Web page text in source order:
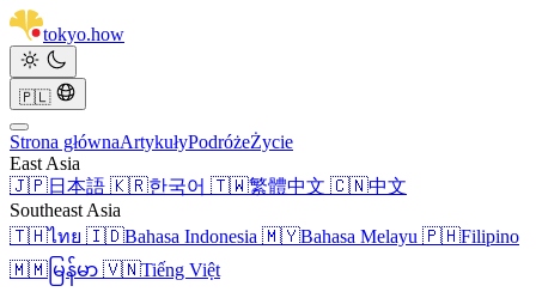
tokyo.how
🇵🇱
Strona głównaArtykułyPodróżeŻycie
East Asia
🇯🇵日本語 🇰🇷한국어 🇹🇼繁體中文 🇨🇳中文
Southeast Asia
🇹🇭ไทย 🇮🇩Bahasa Indonesia 🇲🇾Bahasa Melayu 🇵🇭Filipino
🇲🇲 မြန်မာ 🇻🇳Tiếng Việt